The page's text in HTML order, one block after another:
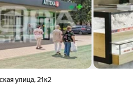
улица, 21к2